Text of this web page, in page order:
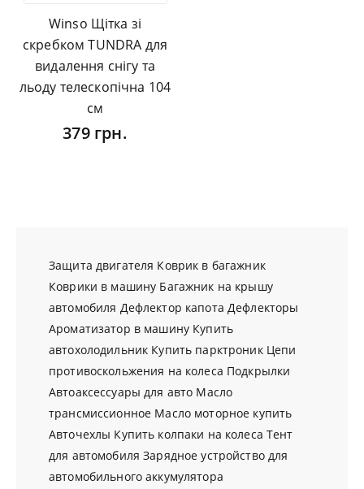
Winso Щітка зі
скребком TUNDRA для
видалення снігу та
льоду телескопічна 104
см
379 грн.
Защита двигателя Коврик в багажник
Коврики в машину Багажник на крышу
автомобиля Дефлектор капота Дефлекторы
Ароматизатор в машину Купить
автохолодильник Купить парктроник Цепи
противоскольжения на колеса Подкрылки
Автоаксессуары для авто Масло
трансмиссионное Масло моторное купить
Авточехлы Купить колпаки на колеса Тент
для автомобиля Зарядное устройство для
автомобильного аккумулятора